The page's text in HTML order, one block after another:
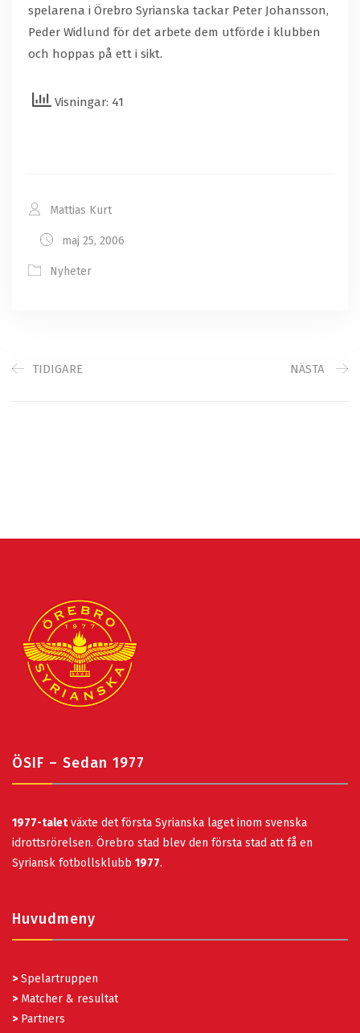
spelarena i Örebro Syrianska tackar Peter Johansson,
Peder Widlund för det arbete dem utförde i klubben
och hoppas på ett i sikt.
Visningar: 41
Mattias Kurt
maj 25, 2006
Nyheter
TIDIGARE NÄSTA
ÖSIF – Sedan 1977
1977-taletväxte det första Syrianska laget inom svenska
idrottsrörelsen. Örebro stad blev den första stad att få en
Syriansk fotbollsklubb 1977.
Huvudmeny
> Spelartruppen
> Matcher & resultat
> Partners